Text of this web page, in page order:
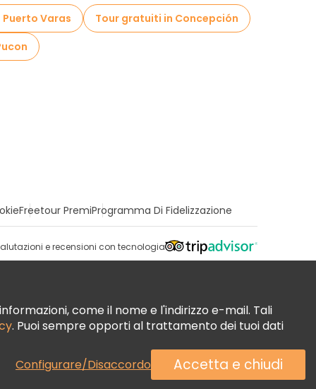
Varas
Tour gratuiti in Concepción
Freetour PremiProgramma Di Fidelizzazione
e recensioni con tecnologia
come il nome e l'indirizzo e-mail. Tali
. Puoi sempre opporti al trattamento dei tuoi dati
Configurare/Disaccordo Accetta e chiudi